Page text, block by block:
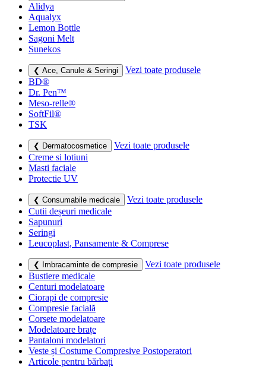
Alidya
Aqualyx
Lemon Bottle
Sagoni Melt
Sunekos
❮ Ace, Canule & Seringi
Vezi toate produsele
BD®
Dr. Pen™
Meso-relle®
SoftFil®
TSK
❮ Dermatocosmetice
Vezi toate produsele
Creme si lotiuni
Masti faciale
Protectie UV
❮ Consumabile medicale
Vezi toate produsele
Cutii deșeuri medicale
Sapunuri
Seringi
Leucoplast, Pansamente & Comprese
❮ Imbracaminte de compresie
Vezi toate produsele
Bustiere medicale
Centuri modelatoare
Ciorapi de compresie
Compresie facială
Corsete modelatoare
Modelatoare brațe
Pantaloni modelatori
Veste și Costume Compresive Postoperatori
Articole pentru bărbați